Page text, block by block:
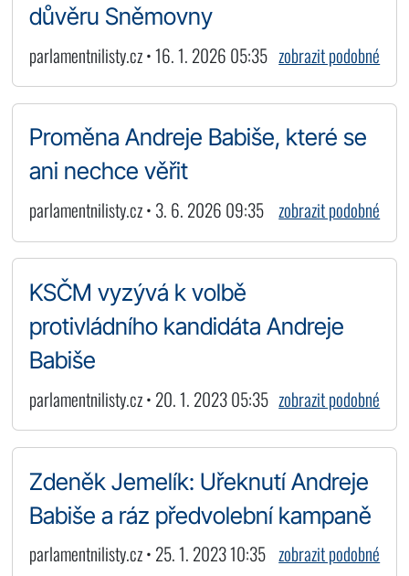
důvěru Sněmovny
parlamentnilisty.cz • 16. 1. 2026 05:35 zobrazit podobné
Proměna Andreje Babiše, které se
ani nechce věřit
parlamentnilisty.cz • 3. 6. 2026 09:35 zobrazit podobné
KSČM vyzývá k volbě
protivládního kandidáta Andreje
Babiše
parlamentnilisty.cz • 20. 1. 2023 05:35 zobrazit podobné
Zdeněk Jemelík: Uřeknutí Andreje
Babiše a ráz předvolební kampaně
parlamentnilisty.cz • 25. 1. 2023 10:35 zobrazit podobné